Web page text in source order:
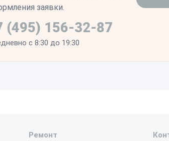
заявки.
(495) 156-32-87
с 8:30 до 19:30
Ремонт